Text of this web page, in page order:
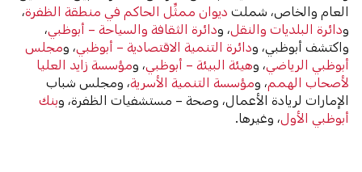
العام والخاص، شملتديوان ممثِّل الحاكم في منطقة الظفرة،
ودائرة البلديات والنقل ، ودائرة الثقافة والسياحة – أبوظبي ،
واكتشف أبوظبي، ودائرة التنمية الاقتصادية – أبوظبي ، ومجلس
أبوظبي الرياضي ، وهيئة البيئة – أبوظبي ، ومؤسسة زايد العليا
لأصحاب الهمم، ومؤسسة التنمية الأسرية، ومجلس شباب
الإمارات لريادة الأعمال، وصحة – مستشفيات الظفرة، وبنك
أبوظبي الأول ، وغيرها.